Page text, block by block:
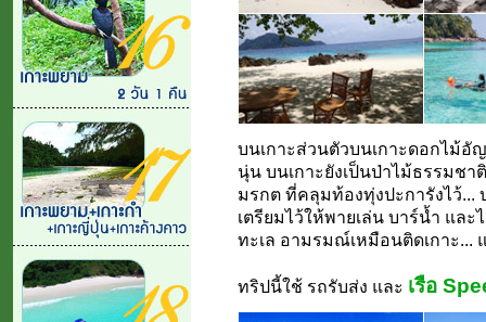
บนเกาะส่วนตัวบนเกาะดอกไม้
นุ่น บนเกาะยังเป็นป่าไม้ธรรมชา
มรกต ที่คลุมท้องทุ่งปะการังไว้...
เตรียมไว้ให้พายเล่น บาร์น้ำ และ
ทะเล อามรมณ์เหมือนติดเกาะ...
ทริปนี้ใช้ รถรับส่ง และ เรือ